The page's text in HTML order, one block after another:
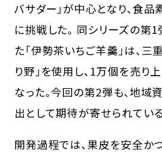
バサダー」が中心となり、食
に挑戦した。 同シリーズの第
た「伊勢茶いちご羊羹」は、三
り野」を使用し、1万個を売り
なった。今回の第2弾も、地
出として期待が寄せられている
開発過程では、果皮を安全か